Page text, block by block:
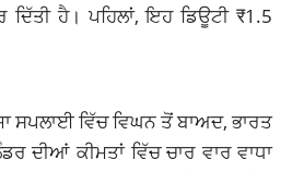
ਹੈ। ਪਹਿਲਾਂ, ਇਹ ਡਿਊਟੀ ₹1.5
ਸਪਲਾਈ ਵਿੱਚ ਵਿਘਨ ਤੋਂ ਬਾਅਦ, ਭਾਰਤ
ਦੀਆਂ ਕੀਮਤਾਂ ਵਿੱਚ ਚਾਰ ਵਾਰ ਵਾਧਾ